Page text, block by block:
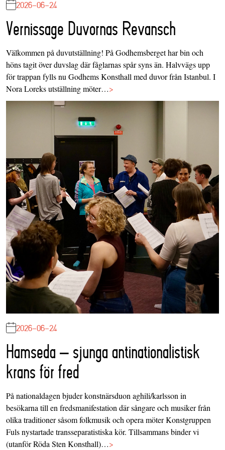
2026-06-24
Vernissage Duvornas Revansch
Välkommen på duvutställning! På Godhemsberget har bin och
höns tagit över duvslag där fåglarnas spår syns än. Halvvägs upp
för trappan fylls nu Godhems Konsthall med duvor från Istanbul. I
Nora Loreks utställning möter…>
2026-06-24
Hamseda – sjunga antinationalistisk
krans för fred
På nationaldagen bjuder konstnärsduon aghili/karlsson in
besökarna till en fredsmanifestation där sångare och musiker från
olika traditioner såsom folkmusik och opera möter Konstgruppen
Fuls nystartade transseparatistiska kör. Tillsammans binder vi
(utanför Röda Sten Konsthall)…>